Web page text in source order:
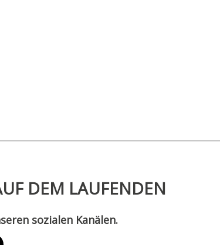
DEM LAUFENDEN
sozialen Kanälen.